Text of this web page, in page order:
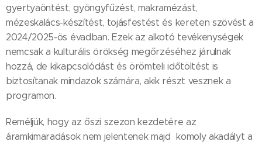
gyertyaöntést, gyöngyfűzést, makramézást,
mézeskalács-készítést, tojásfestést és kereten szövést a
2024/2025-ös évadban. Ezek az alkotó tevékenységek
nemcsak a kulturális örökség megőrzéséhez járulnak
hozzá, de kikapcsolódást és örömteli időtöltést is
biztosítanak mindazok számára, akik részt vesznek a
programon.
Reméljük, hogy az őszi szezon kezdetére az
áramkimaradások nem jelentenek majd komoly akadályt a